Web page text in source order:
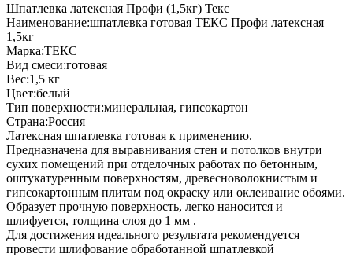
Шпатлевка латексная Профи (1,5кг) Текс
Наименование:шпатлевка готовая ТЕКС Профи латексная
1,5кг
Марка:ТЕКС
Вид смеси:готовая
Вес:1,5 кг
Цвет:белый
Тип поверхности:минеральная, гипсокартон
Страна:Россия
Латексная шпатлевка готовая к применению.
Предназначена для выравнивания стен и потолков внутри
сухих помещений при отделочных работах по бетонным,
оштукатуренным поверхностям, древесноволокнистым и
гипсокартонным плитам под окраску или оклеивание обоями.
Образует прочную поверхность, легко наносится и
шлифуется, толщина слоя до 1 мм .
Для достижения идеального результата рекомендуется
провести шлифование обработанной шпатлевкой